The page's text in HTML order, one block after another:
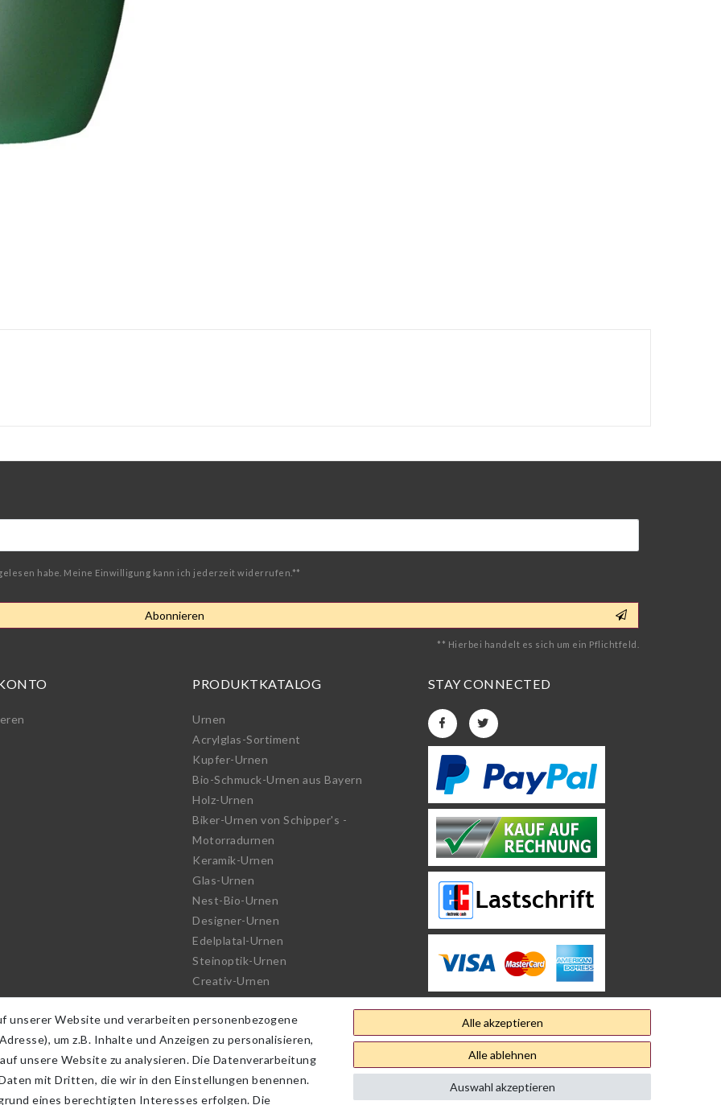
habe. Meine Einwilligung kann ich jederzeit widerrufen.**
Abonnieren
** Hierbei handelt es sich um ein Pflichtfeld.
PRODUKTKATALOG
Urnen
Acrylglas-Sortiment
Kupfer-Urnen
Bio-Schmuck-Urnen aus Bayern
Holz-Urnen
Biker-Urnen von Schipper's -
Motorradurnen
Keramik-Urnen
Glas-Urnen
Nest-Bio-Urnen
Designer-Urnen
Edelplatal-Urnen
Steinoptik-Urnen
Creativ-Urnen
See-Urnen
Bio-Urnen
Haute Couture Urnen
STAY CONNECTED
unserer Website und verarbeiten personenbezogene
um z.B. Inhalte und Anzeigen zu personalisieren,
unsere Website zu analysieren. Die Datenverarbeitung
mit Dritten, die wir in den Einstellungen benennen.
eines berechtigten Interesses erfolgen. Die
Alle akzeptieren
Alle ablehnen
Auswahl akzeptieren